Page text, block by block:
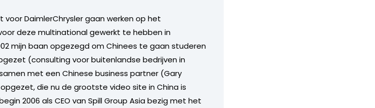
voor DaimlerChrysler gaan werken op het
deze multinational gewerkt te hebben in
mijn baan opgezegd om Chinees te gaan studeren
(consulting voor buitenlandse bedrijven in
met een Chinese business partner (Gary
die nu de grootste video site in China is
2006 als CEO van Spill Group Asia bezig met het